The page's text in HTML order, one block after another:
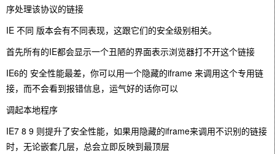
序处理该协议的链接
IE 不同 版本会有不同表现，这跟它们的安全级别相关。
首先所有的IE都会显示一个丑陋的界面表示浏览器打不开这个链接
IE6的 安全性能最差，你可以用一个隐藏的iframe 来调用这个专用链
接，而不会看到报错信息，运气好的话你可以
调起本地程序
IE7 8 9 则提升了安全性能，如果用隐藏的iframe来调用不识别的链接
时，无论嵌套几层，总会立即反映到最顶层